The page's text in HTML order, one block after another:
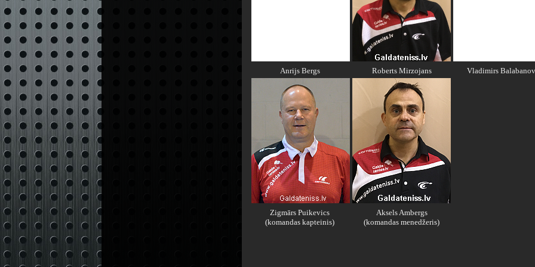
Anrijs Bergs Roberts Mirzojans Vladimirs
Zigmārs Puikevics
(komandas kapteinis)
Aksels Ambergs
(komandas menedžeris)